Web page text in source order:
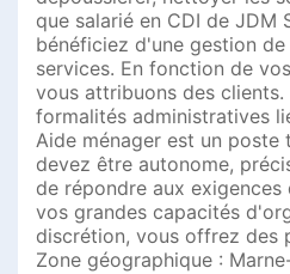
que salarié en CDI de JDM
bénéficiez d'une gestion
services. En fonction de
vous attribuons des
formalités administratives
Aide ménager est un poste
devez être autonome,
de répondre aux exigences
vos grandes capacités
discrétion, vous offrez des
Zone géographique :